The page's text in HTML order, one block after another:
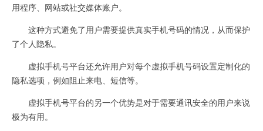
用程序、网站或社交媒体账户。
这种方式避免了用户需要提供真实手机号码的情况，从而保护
了个人隐私。
虚拟手机号平台还允许用户对每个虚拟手机号码设置定制化的
隐私选项，例如阻止来电、短信等。
虚拟手机号平台的另一个优势是对于需要通讯安全的用户来说
极为有用。